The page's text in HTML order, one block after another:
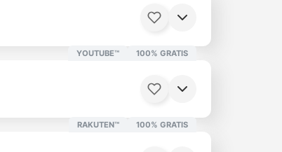
YOUTUBE™ 100% GRATIS
RAKUTEN™ 100% GRATIS